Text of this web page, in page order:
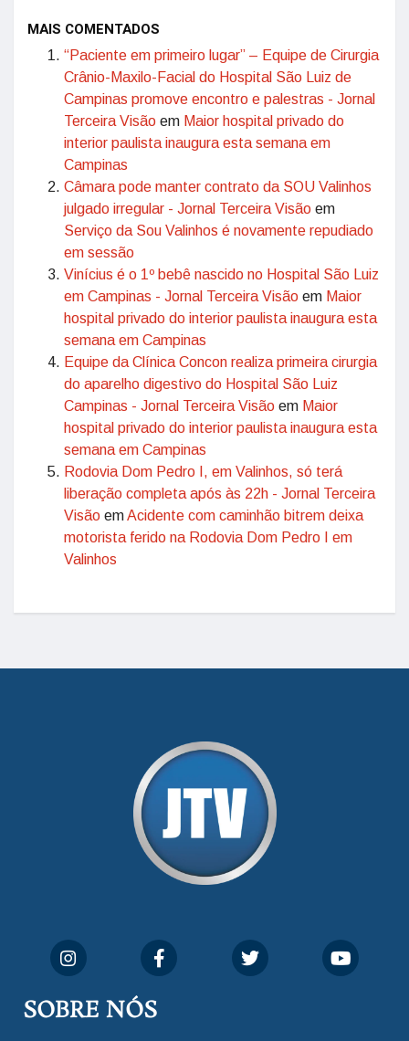
MAIS COMENTADOS
“Paciente em primeiro lugar” – Equipe de Cirurgia
Crânio-Maxilo-Facial do Hospital São Luiz de
Campinas promove encontro e palestras - Jornal
Terceira Visão em Maior hospital privado do
interior paulista inaugura esta semana em
Campinas
Câmara pode manter contrato da SOU Valinhos
julgado irregular - Jornal Terceira Visão em
Serviço da Sou Valinhos é novamente repudiado
em sessão
Vinícius é o 1º bebê nascido no Hospital São Luiz
em Campinas - Jornal Terceira Visão em Maior
hospital privado do interior paulista inaugura esta
semana em Campinas
Equipe da Clínica Concon realiza primeira cirurgia
do aparelho digestivo do Hospital São Luiz
Campinas - Jornal Terceira Visão em Maior
hospital privado do interior paulista inaugura esta
semana em Campinas
Rodovia Dom Pedro I, em Valinhos, só terá
liberação completa após às 22h - Jornal Terceira
Visão emAcidente com caminhão bitrem deixa
motorista ferido na Rodovia Dom Pedro I em
Valinhos
SOBRE NÓS